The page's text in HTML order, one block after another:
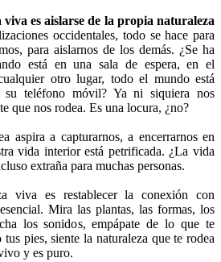
es aislarse de la propia naturaleza
occidentales, todo se hace para
para aislarnos de los demás. ¿Se ha
está en una sala de espera, en el
otro lugar, todo el mundo está
teléfono móvil? Ya ni siquiera nos
que nos rodea. Es una locura, ¿no?
aspira a capturarnos, a encerrarnos en
vida interior está petrificada. ¿La vida
extraña para muchas personas.
viva es restablecer la conexión con
Mira las plantas, las formas, los
los sonidos, empápate de lo que te
pies, siente la naturaleza que te rodea
y es puro.